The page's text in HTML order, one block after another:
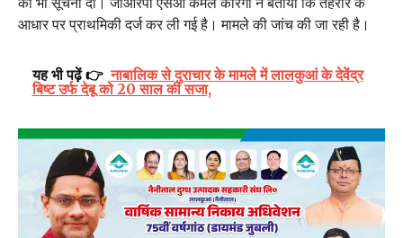
आधार पर प्राथमिकी दर्ज कर ली गई है। मामले की जांच की जा रही है।
यह भी पढ़ें 👉 नाबालिक से दुराचार के मामले में लालकुआं के देवेंद्र
बिष्ट उर्फ देबू को 20 साल की सजा,